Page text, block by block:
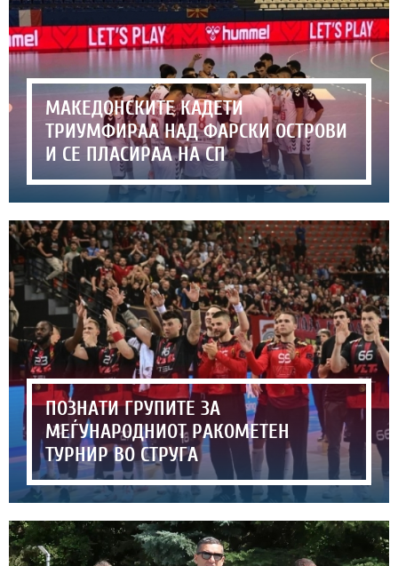
МАКЕДОНСКИТЕ КАДЕТИ
ТРИУМФИРАА НАД ФАРСКИ ОСТРОВИ
И СЕ ПЛАСИРАА НА СП
ПОЗНАТИ ГРУПИТЕ ЗА
МЕЃУНАРОДНИОТ РАКОМЕТЕН
ТУРНИР ВО СТРУГА